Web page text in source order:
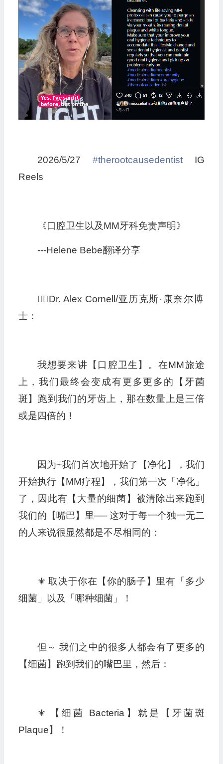
2026/5/27 #therootcausedentistIG
Reels
《口腔卫生以及MM牙科免责声明》
---Helene Bebe翻译分享
👩‍⚕️Dr. Alex Cornell/亚历克斯·康奈尔博
士 ：
我想要来讲【口腔卫生】。在MM旅途
上，我们最终会变成有更多更多的【牙菌
斑】跑到我们的牙齿上，那在数量上是三倍
或是四倍的！
因为~我们首次地开始了【净化】，我们
开始执行【MM疗程】，我们第一次「净化」
了，因此有【大量的细菌】被清除出来跑到
我们的【嘴巴】里── 这对于每一个独一无二
的人来说很显然都是不尽相同的：
⚜️ 取决于你在【你的肠子】里有「多少
细菌」以及「哪种细菌」！
但～ 我们之中的很多人都会有了更多的
【细菌】跑到我们的嘴巴里，然后：
⚜️ 【细菌 Bacteria】就是【牙菌斑
Plaque】！